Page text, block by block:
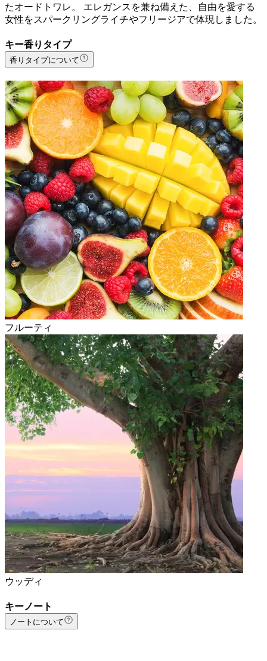
たオードトワレ。 エレガンスを兼ね備えた、自由を愛する
女性をスパークリングライチやフリージアで体現しました。
キー香りタイプ
香りタイプについて
フルーティ
ウッディ
キーノート
ノートについて